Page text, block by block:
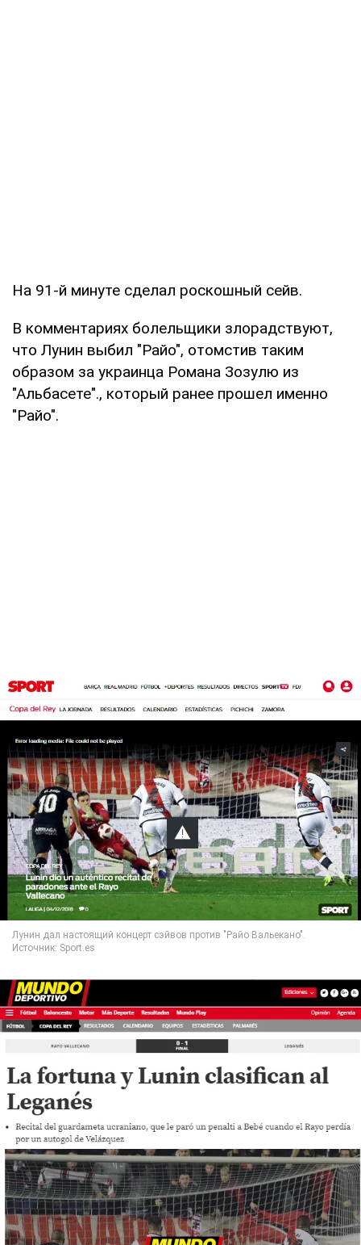
На 91-й минуте сделал роскошный сейв.
В комментариях болельщики злорадствуют,
что Лунин выбил "Райо", отомстив таким
образом за украинца Романа Зозулю из
"Альбасете"., который ранее прошел именно
"Райо".